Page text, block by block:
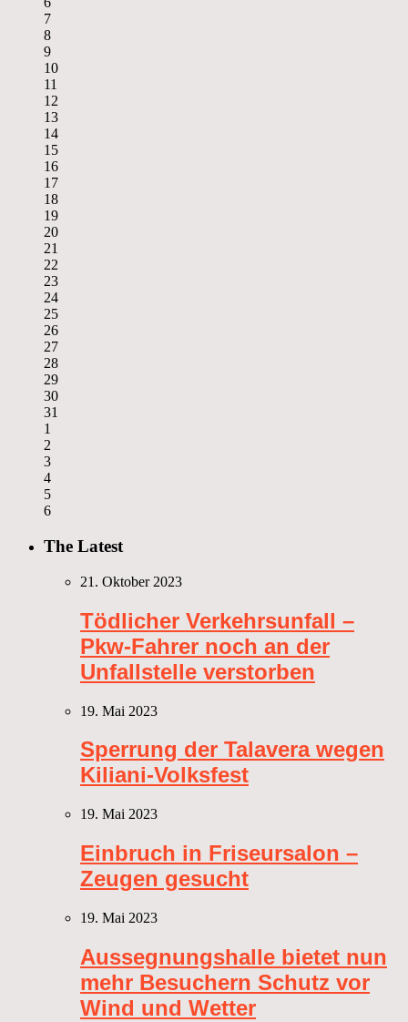
7
8
9
10
11
12
13
14
15
16
17
18
19
20
21
22
23
24
25
26
27
28
29
30
31
1
2
3
4
5
6
The Latest
21. Oktober 2023
Tödlicher Verkehrsunfall –
Pkw-Fahrer noch an der
Unfallstelle verstorben
19. Mai 2023
Sperrung der Talavera wegen
Kiliani-Volksfest
19. Mai 2023
Einbruch in Friseursalon –
Zeugen gesucht
19. Mai 2023
Aussegnungshalle bietet nun
mehr Besuchern Schutz vor
Wind und Wetter